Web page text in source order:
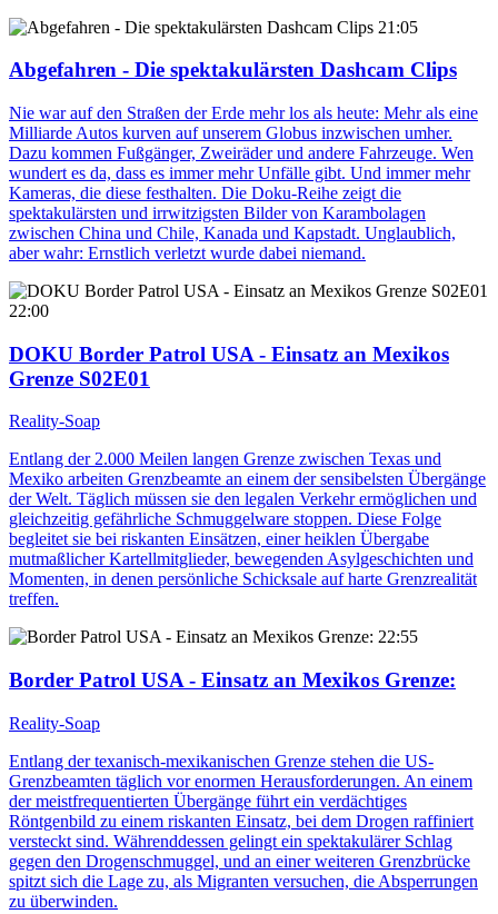
21:05
Abgefahren - Die spektakulärsten Dashcam Clips
Nie war auf den Straßen der Erde mehr los als heute: Mehr als eine
Milliarde Autos kurven auf unserem Globus inzwischen umher.
Dazu kommen Fußgänger, Zweiräder und andere Fahrzeuge. Wen
wundert es da, dass es immer mehr Unfälle gibt. Und immer mehr
Kameras, die diese festhalten. Die Doku-Reihe zeigt die
spektakulärsten und irrwitzigsten Bilder von Karambolagen
zwischen China und Chile, Kanada und Kapstadt. Unglaublich,
aber wahr: Ernstlich verletzt wurde dabei niemand.
22:00
DOKU Border Patrol USA - Einsatz an Mexikos
Grenze S02E01
Reality-Soap
Entlang der 2.000 Meilen langen Grenze zwischen Texas und
Mexiko arbeiten Grenzbeamte an einem der sensibelsten Übergänge
der Welt. Täglich müssen sie den legalen Verkehr ermöglichen und
gleichzeitig gefährliche Schmuggelware stoppen. Diese Folge
begleitet sie bei riskanten Einsätzen, einer heiklen Übergabe
mutmaßlicher Kartellmitglieder, bewegenden Asylgeschichten und
Momenten, in denen persönliche Schicksale auf harte Grenzrealität
treffen.
22:55
Border Patrol USA - Einsatz an Mexikos Grenze:
Reality-Soap
Entlang der texanisch-mexikanischen Grenze stehen die US-
Grenzbeamten täglich vor enormen Herausforderungen. An einem
der meistfrequentierten Übergänge führt ein verdächtiges
Röntgenbild zu einem riskanten Einsatz, bei dem Drogen raffiniert
versteckt sind. Währenddessen gelingt ein spektakulärer Schlag
gegen den Drogenschmuggel, und an einer weiteren Grenzbrücke
spitzt sich die Lage zu, als Migranten versuchen, die Absperrungen
zu überwinden.